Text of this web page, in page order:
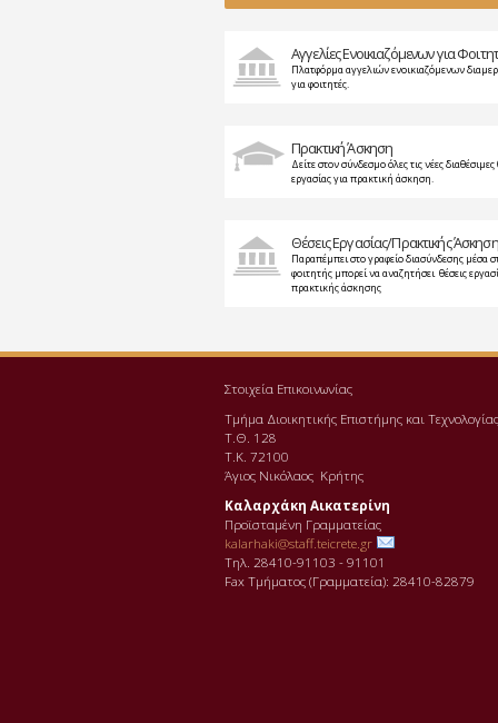
Αγγελίες Ενοικιαζόμενων για
Πλατφόρμα αγγελιών ενοικιαζόμενων
για φοιτητές.
Πρακτική Άσκηση
Δείτε στον σύνδεσμο όλες τις νέες διαθέσιμες
εργασίας για πρακτική άσκηση.
Θέσεις Εργασίας/Πρακτικής
Παραπέμπει στο γραφείο διασύνδεσης μέσα
φοιτητής μπορεί να αναζητήσει θέσεις
πρακτικής άσκησης
Στοιχεία Επικοινωνίας
Τμήμα Διοικητικής Επιστήμης και Τεχνολογίας
Τ.Θ. 128
Τ.Κ. 72100
Άγιος Νικόλαος Κρήτης
Καλαρχάκη Αικατερίνη
Προϊσταμένη Γραμματείας
kalarhaki@staff.teicrete.gr
Τηλ. 28410-91103 - 91101
Fax Τµήµατος (Γραµµατεία): 28410-82879